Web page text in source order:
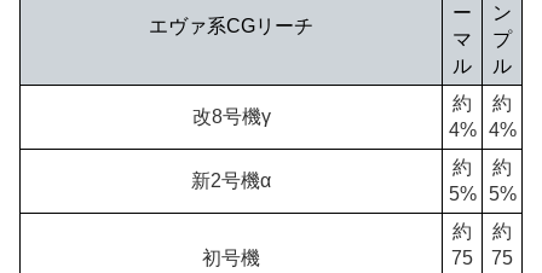
エヴァ系CGリーチ
ー
マ
ル
ン
プ
ル
改8号機γ
約
4%
約
4%
新2号機α
約
5%
約
5%
初号機
約
75
約
75